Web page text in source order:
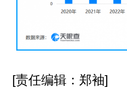
[责任编辑：郑袖]